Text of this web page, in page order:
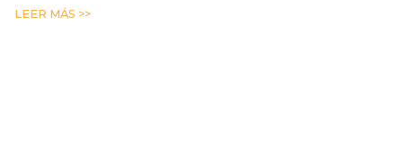
LEER MÁS >>